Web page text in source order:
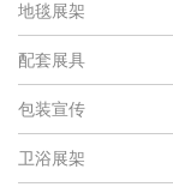
地毯展架
配套展具
包装宣传
卫浴展架